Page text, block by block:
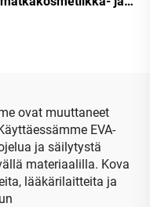
ovat muuttaneet
EVA-
ja säilytystä
materiaalilla. Kova
lääkärilaitteita ja